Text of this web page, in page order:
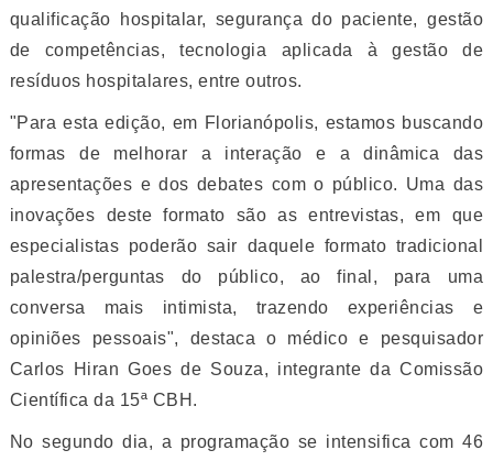
qualificação hospitalar, segurança do paciente, gestão
de competências, tecnologia aplicada à gestão de
resíduos hospitalares, entre outros.
"Para esta edição, em Florianópolis, estamos buscando
formas de melhorar a interação e a dinâmica das
apresentações e dos debates com o público. Uma das
inovações deste formato são as entrevistas, em que
especialistas poderão sair daquele formato tradicional
palestra/perguntas do público, ao final, para uma
conversa mais intimista, trazendo experiências e
opiniões pessoais", destaca o médico e pesquisador
Carlos Hiran Goes de Souza, integrante da Comissão
Científica da 15ª CBH.
No segundo dia, a programação se intensifica com 46